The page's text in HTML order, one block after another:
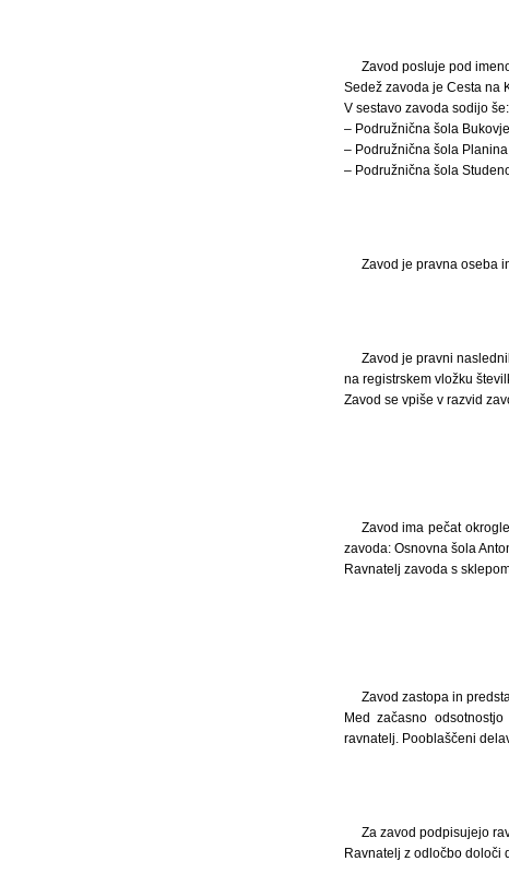
Zavod posluje pod
Sedež zavoda je Cesta na
V sestavo zavoda sodijo še:
– Podružnična šola Bukovje,
– Podružnična šola Planina,
– Podružnična šola
Zavod je pravna oseba
Zavod je pravni
na registrskem vložku
Zavod se vpiše v razvid
Zavod ima pečat
zavoda: Osnovna šola
Ravnatelj zavoda s
Zavod zastopa in
Med začasno
ravnatelj. Pooblaščeni
Za zavod podpisujejo
Ravnatelj z odločbo določi